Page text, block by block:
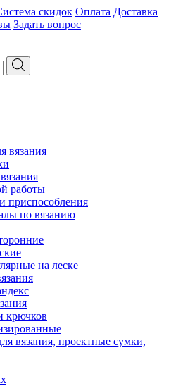
скидок Оплата Доставка
Задать вопрос
вязания
работы
приспособления
по вязанию
на леске
крючков
вязания, проектные сумки,